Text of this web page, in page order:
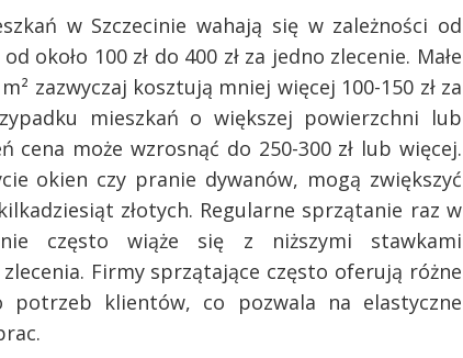
w Szczecinie wahają się w zależności od
około 100 zł do 400 zł za jedno zlecenie. Małe
zazwyczaj kosztują mniej więcej 100-150 zł za
mieszkań o większej powierzchni lub
cena może wzrosnąć do 250-300 zł lub więcej.
okien czy pranie dywanów, mogą zwiększyć
złotych. Regularne sprzątanie raz w
często wiąże się z niższymi stawkami
Firmy sprzątające często oferują różne
potrzeb klientów, co pozwala na elastyczne